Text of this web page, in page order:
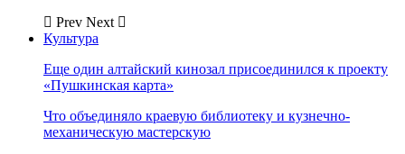
Prev Next
Культура
Еще один алтайский кинозал присоединился к проекту
«Пушкинская карта»
Что объединяло краевую библиотеку и кузнечно-
механическую мастерскую